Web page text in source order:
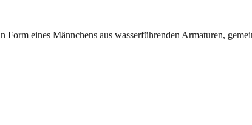
eines Männchens aus wasserführenden Armaturen,